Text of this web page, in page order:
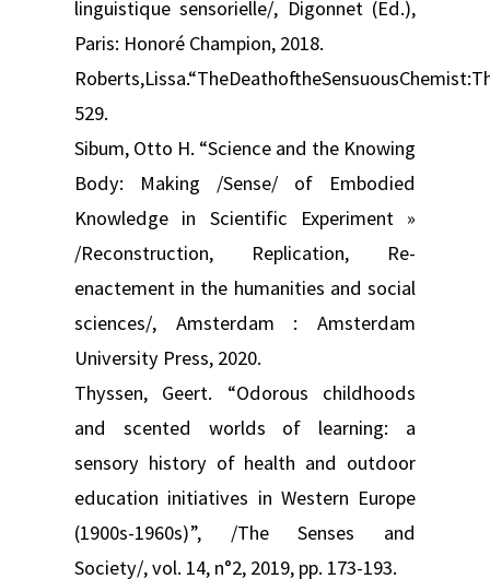
linguistique sensorielle/, Digonnet (Ed.),
Paris: Honoré Champion, 2018.
529.
Sibum, Otto H. “Science and the Knowing
Body: Making /Sense/ of Embodied
Knowledge in Scientific Experiment »
/Reconstruction, Replication, Re-
enactement in the humanities and social
sciences/, Amsterdam : Amsterdam
University Press, 2020.
Thyssen, Geert. “Odorous childhoods
and scented worlds of learning: a
sensory history of health and outdoor
education initiatives in Western Europe
(1900s-1960s)”, /The Senses and
Society/, vol. 14, n°2, 2019, pp. 173-193.